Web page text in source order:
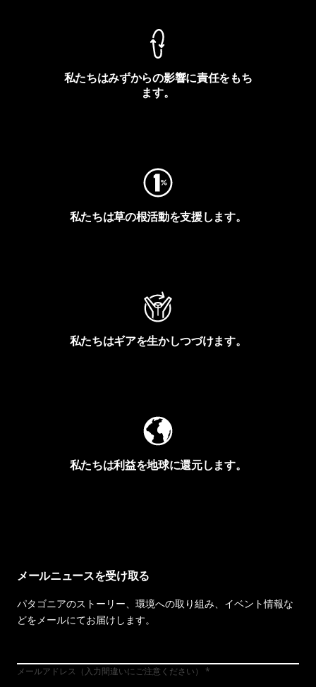
私たちはみずからの影響に責任をもち
ます。
私たちは草の根活動を支援します。
私たちはギアを生かしつづけます。
私たちは利益を地球に還元します。
メールニュースを受け取る
パタゴニアのストーリー、環境への取り組み、イベント情報な
どをメールにてお届けします。
メールアドレス（入力間違いにご注意ください）